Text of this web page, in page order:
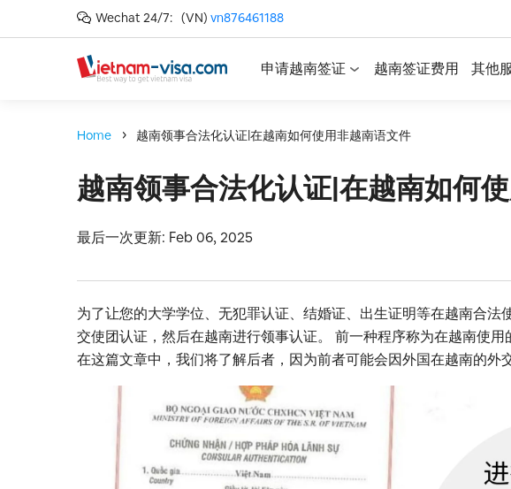
Wechat 24/7: (VN) vn876461188
申请越南签证 越南签证费用 其他
Home 越南领事合法化认证|在越南如何使用非越南语文件
越南领事合法化认证|在越南如何
最后一次更新: Feb 06, 2025
为了让您的大学学位、无犯罪认证、结婚证、出生证明等在越南合法
交使团认证，然后在越南进行领事认证。 前一种程序称为在越南使用
在这篇文章中，我们将了解后者，因为前者可能会因外国在越南的外